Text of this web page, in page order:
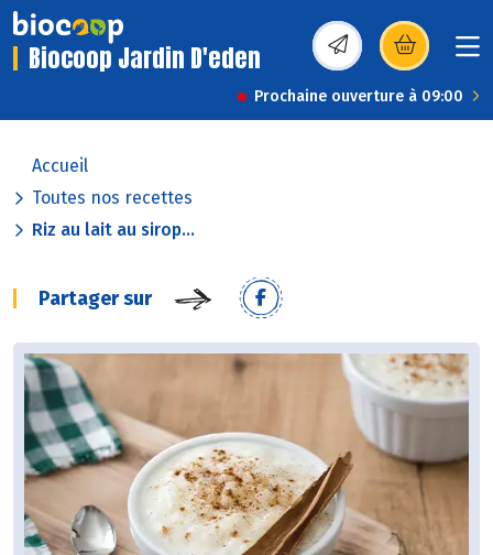
Biocoop Jardin D'eden (s’ouvre dans une
Prochaine ouverture à 09:00
Accueil
Toutes nos recettes
Riz au lait au sirop...
Partager sur